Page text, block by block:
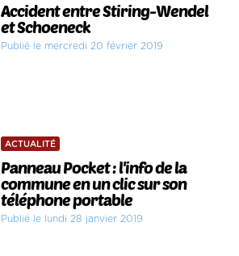
Accident entre Stiring-Wendel
et Schoeneck
Publié le mercredi 20 février 2019
ACTUALITÉ
Panneau Pocket : l'info de la
commune en un clic sur son
téléphone portable
Publié le lundi 28 janvier 2019